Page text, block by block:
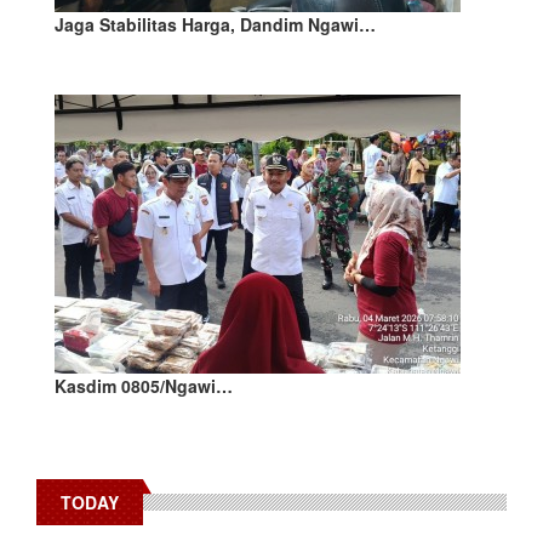
Jaga Stabilitas Harga, Dandim Ngawi…
Kasdim 0805/Ngawi…
TODAY